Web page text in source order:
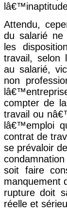
Attendu,
du salarié ne
les
travail, selon
au salarié,
non
compter de
travail ou
lâ€™emploi
contrat de
se prévaloir
soit faire
manquement
rupture doit
réelle et